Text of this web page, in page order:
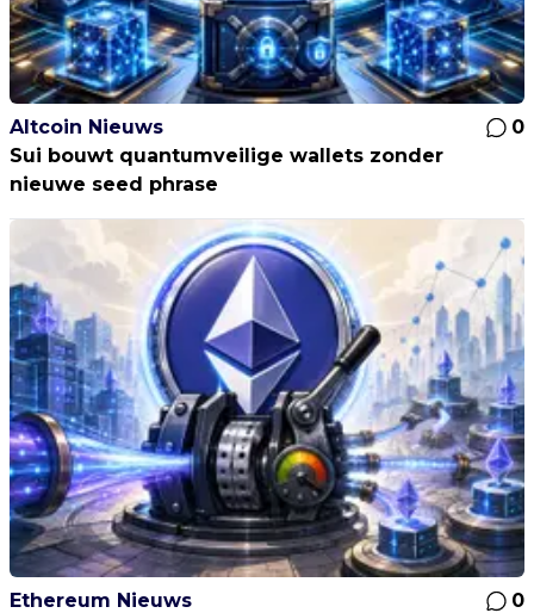
Altcoin Nieuws
0
Sui bouwt quantumveilige wallets zonder
nieuwe seed phrase
Ethereum Nieuws
0